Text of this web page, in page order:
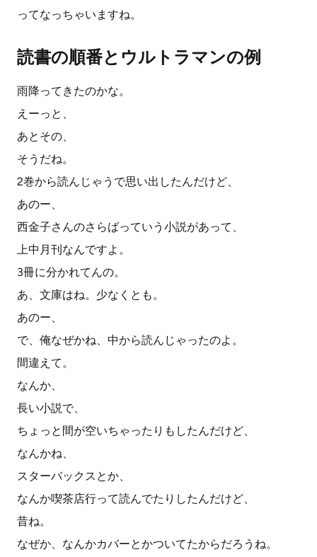
ってなっちゃいますね。
読書の順番とウルトラマンの例
雨降ってきたのかな。
えーっと、
あとその、
そうだね。
2巻から読んじゃうで思い出したんだけど、
あのー、
西金子さんのさらばっていう小説があって、
上中月刊なんですよ。
3冊に分かれてんの。
あ、文庫はね。少なくとも。
あのー、
で、俺なぜかね、中から読んじゃったのよ。
間違えて。
なんか、
長い小説で、
ちょっと間が空いちゃったりもしたんだけど、
なんかね、
スターバックスとか、
なんか喫茶店行って読んでたりしたんだけど、
昔ね。
なぜか、なんかカバーとかついてたからだろうね。